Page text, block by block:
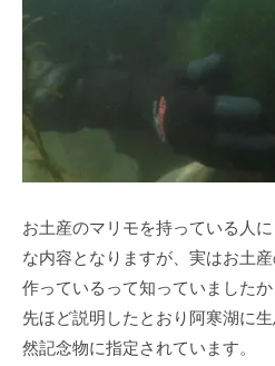
お土産のマリモを持っている人
な内容となりますが、実はお土
作っているって知っていましたか
先ほど説明したとおり阿寒湖に
然記念物に指定されています。